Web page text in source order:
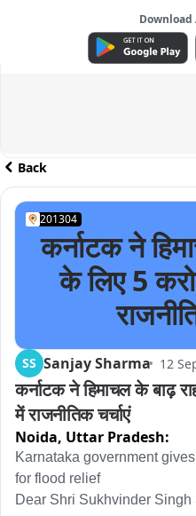
Back
201304
कर्नाटक ने
के लिए 5
SS Sanjay Sharma 12
कर्नाटक ने हिमाचल के बाढ़
में राजनीतिक चर्चाएं
Noida, Uttar Pradesh:
Karnataka government
for flood relief
Dear Shri Sukhvinder Singh